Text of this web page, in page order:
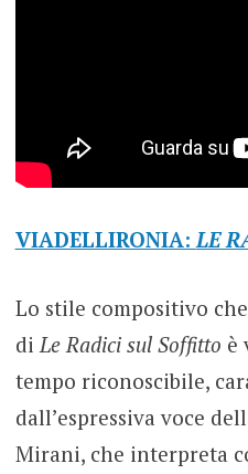
VIADELLIRONIA:LE
Lo stile compositivo
di Le Radici sul Soffitto è
tempo riconoscibile,
dall’espressiva voce
Mirani, che interpreta